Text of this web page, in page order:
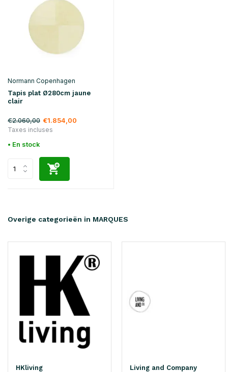
Normann Copenhagen
Tapis plat Ø280cm jaune
clair
€2.060,00 €1.854,00
Taxes incluses
• En stock
Overige categorieën in MARQUES
HKliving Living and Company